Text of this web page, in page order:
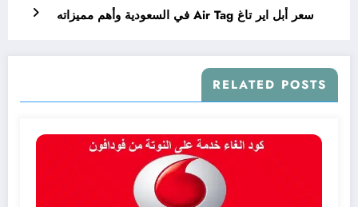
سعر أبل اير تاغ Air Tag في السعودية وأهم مميزاته
RELATED POSTS